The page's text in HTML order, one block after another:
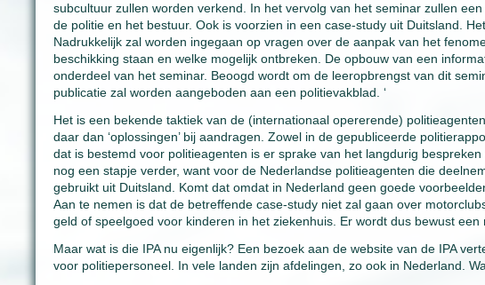
subcultuur zullen worden verkend. In het vervolg van het seminar zullen
de politie en het bestuur. Ook is voorzien in een case-study uit Duitsland.
Nadrukkelijk zal worden ingegaan op vragen over de aanpak van het
beschikking staan en welke mogelijk ontbreken. De opbouw van een
onderdeel van het seminar. Beoogd wordt om de leeropbrengst van dit
publicatie zal worden aangeboden aan een politievakblad. ‘
Het is een bekende taktiek van de (internationaal opererende)
daar dan ‘oplossingen’ bij aandragen. Zowel in de gepubliceerde
dat is bestemd voor politieagenten is er sprake van het langdurig
nog een stapje verder, want voor de Nederlandse politieagenten die
gebruikt uit Duitsland. Komt dat omdat in Nederland geen goede
Aan te nemen is dat de betreffende case-study niet zal gaan over
geld of speelgoed voor kinderen in het ziekenhuis. Er wordt dus bewust een
Maar wat is die IPA nu eigenlijk? Een bezoek aan de website van de IPA
voor politiepersoneel. In vele landen zijn afdelingen, zo ook in Nederland.